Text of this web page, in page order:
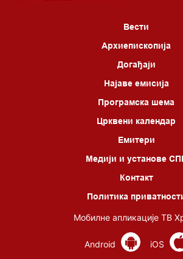
Вести
Архиепископија
Догађаји
Најаве емисија
Програмска шема
Црквени календар
Емитери
Медији и установе
Контакт
Политика
Мобилне апликације ТВ
Android iOS